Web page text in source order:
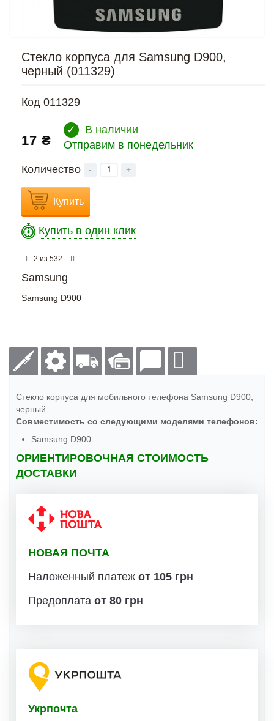
Стекло корпуса для Samsung D900,
черный (011329)
Код 011329
17 ₴
✓
В наличии
Отправим в понедельник
Количество
- +
Купить
Купить в один клик
2 из 532
Samsung
Samsung D900
Стекло корпуса для мобильного телефона Samsung D900,
черный
Совместимость со следующими моделями телефонов:
Samsung D900
ОРИЕНТИРОВОЧНАЯ СТОИМОСТЬ
ДОСТАВКИ
НОВАЯ ПОЧТА
Наложенный платеж от 105 грн
Предоплата от 80 грн
Укрпочта